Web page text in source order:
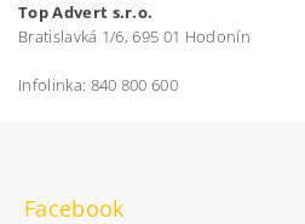
Top Advert s.r.o.
Bratislavká 1/6, 695 01 Hodonín
Infolinka: 840 800 600
Facebook